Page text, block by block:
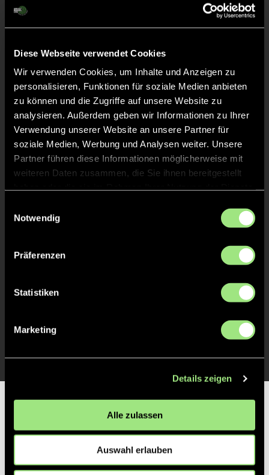
Diese Webseite verwendet Cookies
Wir verwenden Cookies, um Inhalte und Anzeigen zu
personalisieren, Funktionen für soziale Medien anbieten
zu können und die Zugriffe auf unsere Website zu
analysieren. Außerdem geben wir Informationen zu Ihrer
Verwendung unserer Website an unsere Partner für
soziale Medien, Werbung und Analysen weiter. Unsere
Partner führen diese Informationen möglicherweise mit
weiteren Daten zusammen, die Sie ihnen bereitgestellt
Notwendig
Präferenzen
Statistiken
Marketing
Details zeigen
Alle zulassen
Auswahl erlauben
Spiel beendet
LivJ.
TOR 0:2, FELDTOR